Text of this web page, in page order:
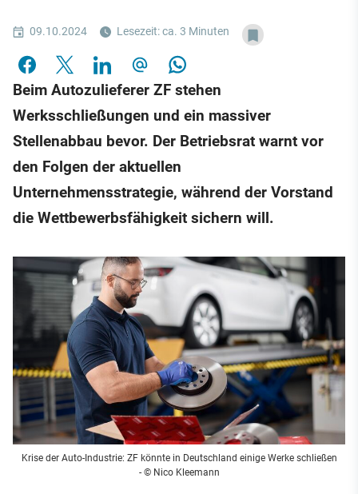
09.10.2024 Lesezeit: ca. 3 Minuten
Beim Autozulieferer ZF stehen
Werksschließungen und ein massiver
Stellenabbau bevor. Der Betriebsrat warnt vor
den Folgen der aktuellen
Unternehmensstrategie, während der Vorstand
die Wettbewerbsfähigkeit sichern will.
Krise der Auto-Industrie: ZF könnte in Deutschland einige Werke schließen
- © Nico Kleemann